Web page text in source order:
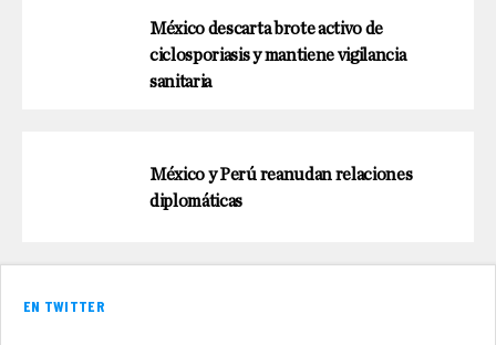
México descarta brote activo de
ciclosporiasis y mantiene vigilancia
sanitaria
México y Perú reanudan relaciones
diplomáticas
EN TWITTER